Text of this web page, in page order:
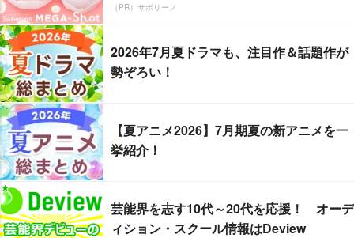
（PR）サボリーノ
2026年7月夏ドラマも、注目作＆話題作が
勢ぞろい！
【夏アニメ2026】7月期夏の新アニメを一
挙紹介！
芸能界を志す10代～20代を応援！ オーデ
ィション・スクール情報はDeview